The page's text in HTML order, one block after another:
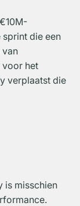
die een
van
voor het
verplaatst die
is misschien